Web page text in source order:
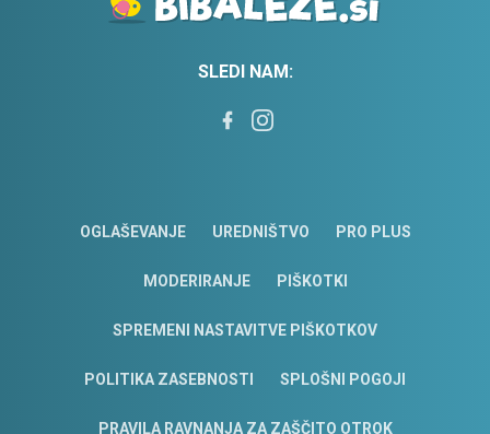
SLEDI NAM:
OGLAŠEVANJE UREDNIŠTVO PRO PLUS
MODERIRANJE PIŠKOTKI
SPREMENI NASTAVITVE PIŠKOTKOV
POLITIKA ZASEBNOSTI SPLOŠNI POGOJI
PRAVILA RAVNANJA ZA ZAŠČITO OTROK